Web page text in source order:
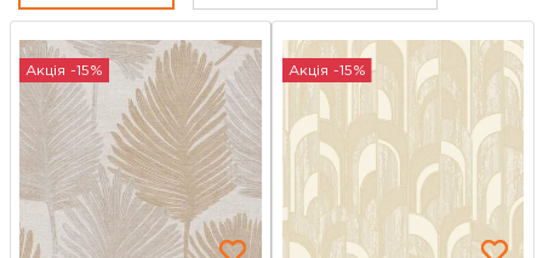
Акція -15% Акція -15%